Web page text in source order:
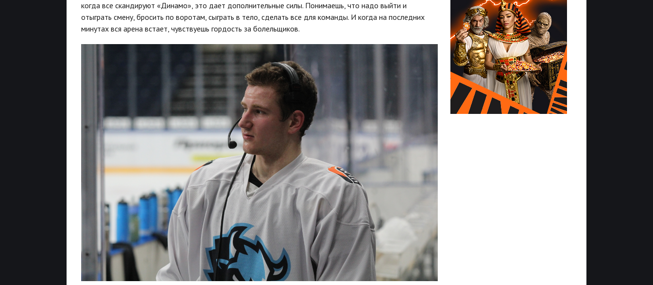
когда все скандируют «Динамо», это дает дополнительные силы. Понимаешь, что надо выйти и
отыграть смену, бросить по воротам, сыграть в тело, сделать все для команды. И когда на последних
минутах вся арена встает, чувствуешь гордость за болельщиков.